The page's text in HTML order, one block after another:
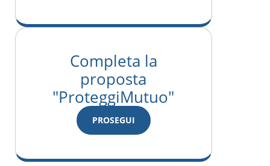
Completa la
proposta
"ProteggiMutuo"
PROSEGUI